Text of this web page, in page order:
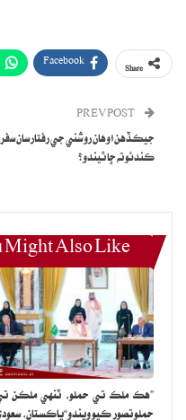
مرڪ جان جي ڀيڻ جو رد عمل
Facebook
جيڪڏهن اوهان روشني جي رفتار سان سفر
ڪندئو ته ڇا ٿيندو؟
Might Also Like
”هڪ ملڪ تي حملو، ٽنهي ملڪن
حملو تصور ڪيو ويندو“پاڪستان،